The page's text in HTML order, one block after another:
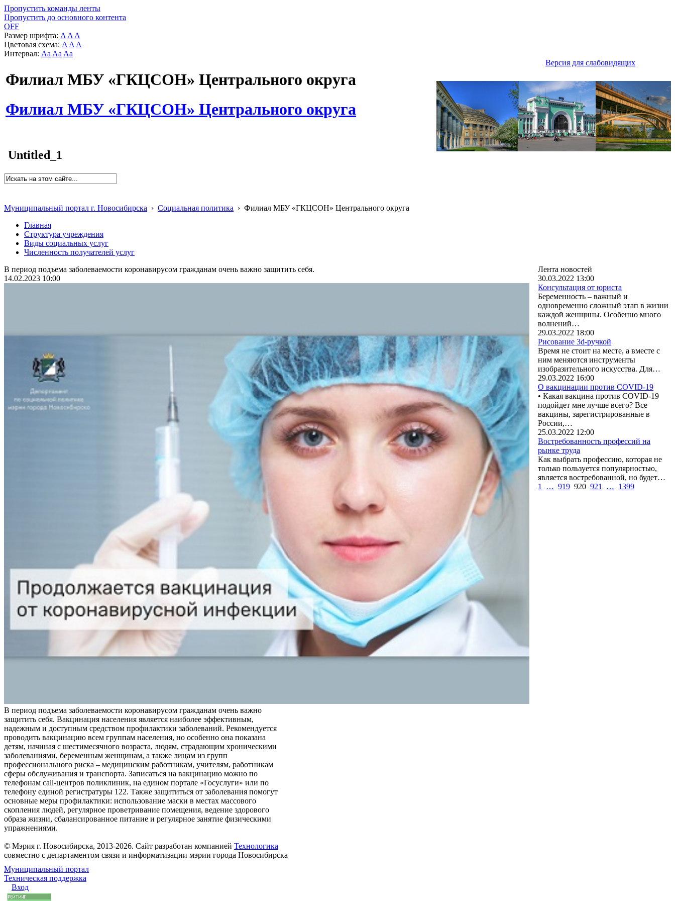
Пропустить команды ленты
Пропустить до основного контента
OFF
Размер шрифта: A A A
Цветовая схема: A A A
Интервал: Aa Aa Aa
Версия для слабовидящих
Филиал МБУ «ГКЦСОН» Центрального округа
Филиал МБУ «ГКЦСОН» Центрального округа
Untitled_1
Муниципальный портал г. Новосибирска › Социальная политика › Филиал МБУ «ГКЦСОН» Центрального округа
Главная
Структура учреждения
Виды социальных услуг
Численность получателей услуг
В период подъема заболеваемости коронавирусом гражданам очень важно защитить себя.
14.02.2023 10:00
В период подъема заболеваемости коронавирусом гражданам очень важно
защитить себя. Вакцинация населения является наиболее эффективным,
надежным и доступным средством профилактики заболеваний. Рекомендуется
проводить вакцинацию всем группам населения, но особенно она показана
детям, начиная с шестимесячного возраста, людям, страдающим хроническими
заболеваниями, беременным женщинам, а также лицам из групп
профессионального риска – медицинским работникам, учителям, работникам
сферы обслуживания и транспорта. Записаться на вакцинацию можно по
телефонам call-центров поликлиник, на едином портале «Госуслуги» или по
телефону единой регистратуры 122. Также защититься от заболевания помогут
основные меры профилактики: использование маски в местах массового
скопления людей, регулярное проветривание помещения, ведение здорового
образа жизни, сбалансированное питание и регулярное занятие физическими
упражнениями.
Лента новостей
30.03.2022 13:00
Консультация от юриста
Беременность – важный и
одновременно сложный этап в жизни
каждой женщины. Особенно много
волнений…
29.03.2022 18:00
Рисование 3d-ручкой
Время не стоит на месте, а вместе с
ним меняются инструменты
изобразительного искусства. Для…
29.03.2022 16:00
О вакцинации против COVID-19
• Какая вакцина против COVID-19
подойдет мне лучше всего? Все
вакцины, зарегистрированные в
России,…
25.03.2022 12:00
Востребованность профессий на
рынке труда
Как выбрать профессию, которая не
только пользуется популярностью,
является востребованной, но будет…
1
… 919 920 921 … 1399
© Мэрия г. Новосибирска, 2013-2026. Сайт разработан компанией Технологика
совместно с департаментом связи и информатизации мэрии города Новосибирска
Муниципальный портал
Техническая поддержка
Вход